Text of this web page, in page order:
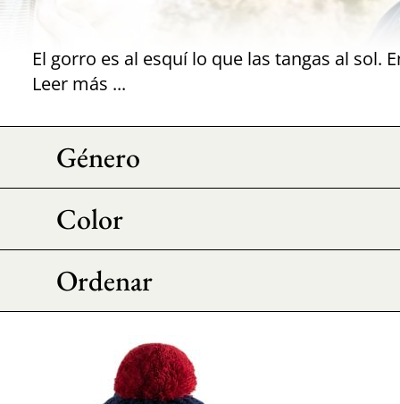
Leer más ...
Género
Color
Ordenar